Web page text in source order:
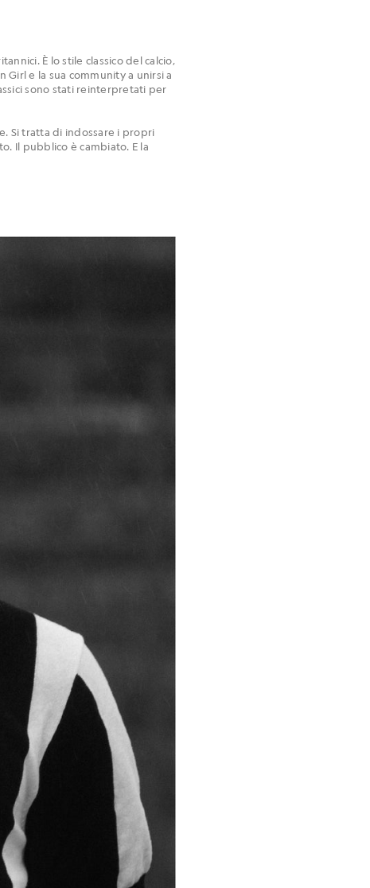
È lo stile classico del calcio,
e la sua community a unirsi a
sono stati reinterpretati per
Si tratta di indossare i propri
Il pubblico è cambiato. E la